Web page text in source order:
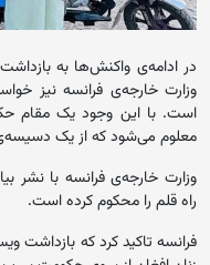
در ادامه‌ی واکنش‌ها به
وزارت خارجه‌ی فرانسه نیز
است. با این وجود یک مقام
معلوم می‌شود که از یک
وزارت خارجه‌ی فرانسه با نشر
راه قلم را محکوم کرده است.
فرانسه تاکید کرد که بازداشت